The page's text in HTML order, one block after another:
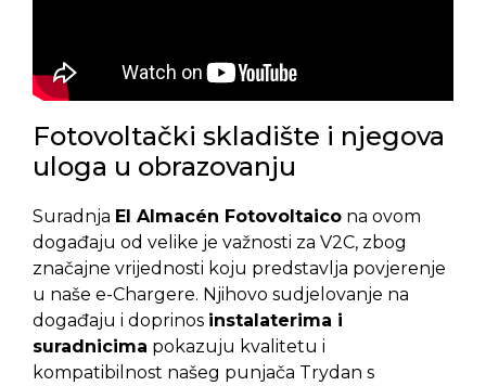
Fotovoltački skladište i njegova
uloga u obrazovanju
Suradnja El Almacén Fotovoltaico na ovom
događaju od velike je važnosti za V2C, zbog
značajne vrijednosti koju predstavlja povjerenje
u naše e-Chargere. Njihovo sudjelovanje na
događaju i doprinos instalaterima i
suradnicima pokazuju kvalitetu i
kompatibilnost našeg punjača Trydan s